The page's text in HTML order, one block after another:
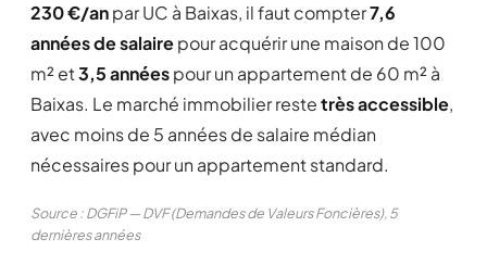
230 €/anpar UC à Baixas, il faut compter7,6
années de salairepour acquérir une maison de 100
m² et3,5 annéespour un appartement de 60 m² à
Baixas. Le marché immobilier restetrès accessible,
avec moins de 5 années de salaire médian
nécessaires pour un appartement standard.
Source : DGFiP — DVF (Demandes de Valeurs Foncières), 5
dernières années